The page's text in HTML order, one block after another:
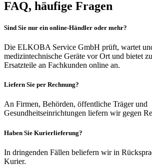
FAQ, häufige Fragen
Sind Sie nur ein online-Händler oder mehr?
Die ELKOBA Service GmbH prüft, wartet
medizintechnische Geräte vor Ort und bietet
Ersatzteile an Fachkunden online an.
Liefern Sie per Rechnung?
An Firmen, Behörden, öffentliche Träger und
Gesundheitseinrichtungen liefern wir gegen
Haben Sie Kurierlieferung?
In dringenden Fällen beliefern wir in
Kurier.